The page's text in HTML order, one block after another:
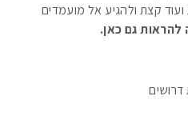
קצת ולהגיע אל מועמדים
להראות גם כאן.